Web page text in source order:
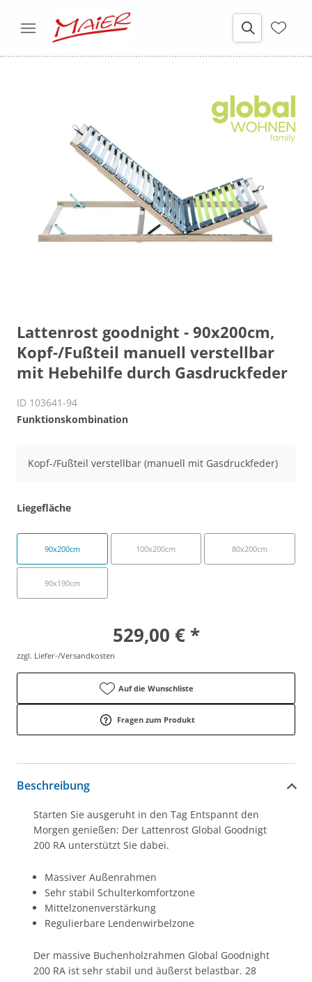
Lattenrost goodnight - 90x200cm,
Kopf-/Fußteil manuell verstellbar
mit Hebehilfe durch Gasdruckfeder
ID 103641-94
Funktionskombination
Kopf-/Fußteil verstellbar (manuell mit Gasdruckfeder)
Liegefläche
90x200cm 100x200cm 80x200cm
90x190cm
529,00 € *
zzgl. Liefer-/Versandkosten
Auf die Wunschliste
Fragen zum Produkt
Beschreibung
Starten Sie ausgeruht in den Tag Entspannt den
Morgen genießen: Der Lattenrost Global Goodnigt
200 RA unterstützt Sie dabei.
Massiver Außenrahmen
Sehr stabil Schulterkomfortzone
Mittelzonenverstärkung
Regulierbare Lendenwirbelzone
Der massive Buchenholzrahmen Global Goodnight
200 RA ist sehr stabil und äußerst belastbar. 28